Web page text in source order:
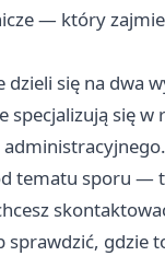
— który
dzieli się na dwa
specjalizują się w
tematu sporu —
gdzie